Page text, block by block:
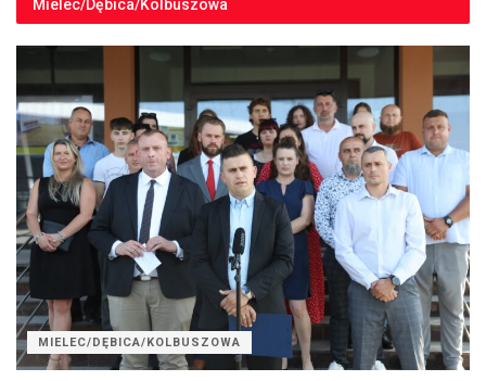
Mielec/Dębica/Kolbuszowa
MIELEC/DĘBICA/KOLBUSZOWA